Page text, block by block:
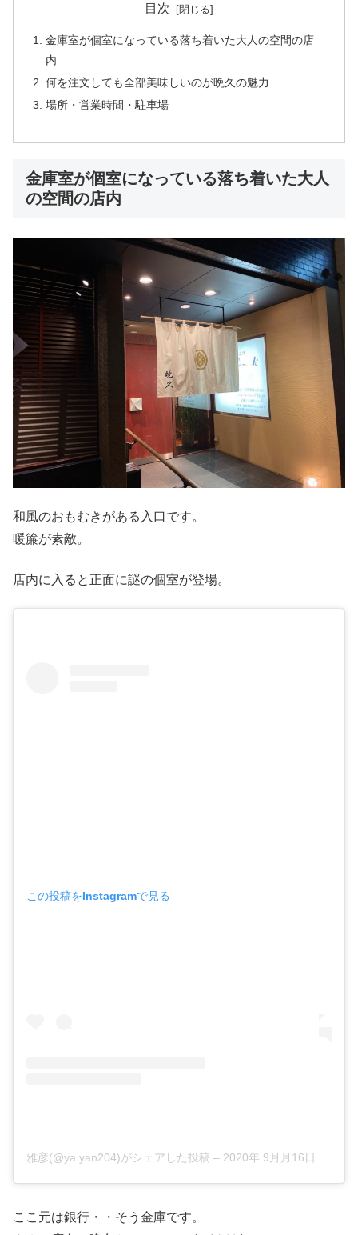
目次
金庫室が個室になっている落ち着いた大人の空間の店
内
何を注文しても全部美味しいのが晩久の魅力
場所・営業時間・駐車場
金庫室が個室になっている落ち着いた大人
の空間の店内
和風のおもむきがある入口です。
暖簾が素敵。
店内に入ると正面に謎の個室が登場。
この投稿をInstagramで見る
雅彦(@ya.yan204)がシェアした投稿 – 2020年 9月月16日午前2時44分PDT
ここ元は銀行・・そう金庫です。